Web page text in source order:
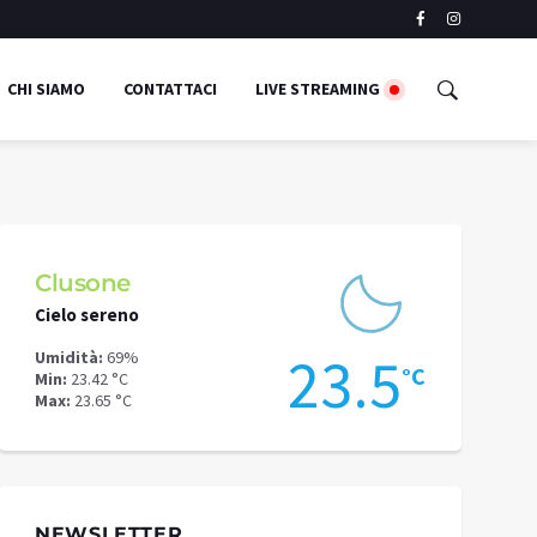
CHI SIAMO CONTATTACI LIVE STREAMING
Schilpario
Cielo sereno
Umidità: 53%
Min: 18.44 °C
Max: 21.15 °C 19.9°C